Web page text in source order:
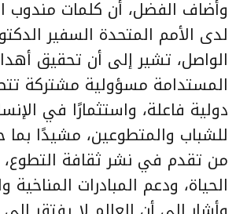
وأضاف الفضل، أن كلمات مندوب
لدى الأمم المتحدة السفير
الواصل، تشير إلى أن تحقيق
المستدامة مسؤولية مشتركة
دولية فاعلة، واستثمارًا في
للشباب والمتطوعين، مشيدًا بما
من تقدم في نشر ثقافة التطوع،
الحياة، ودعم المبادرات المناخية